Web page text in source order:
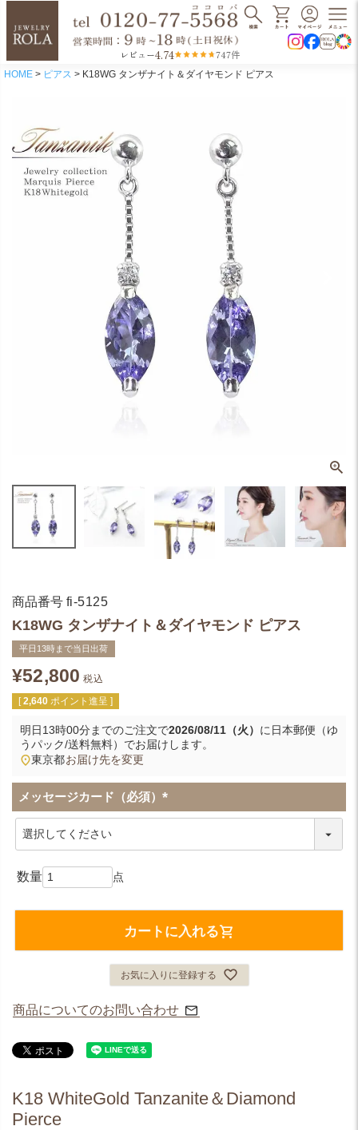
レビュー4.74 747件
HOME ピアス K18WG タンザナイト＆ダイヤモンド ピアス
商品番号 fi-5125
K18WG タンザナイト＆ダイヤモンド ピアス
平日13時まで当日出荷
¥52,800 税込
[ 2,640 ポイント進呈 ]
明日13時00分までのご注文で2026/08/11（火） に 日本郵便（ゆ
うパック/送料無料） でお届けします。
東京都お届け先を変更
メッセージカード（必須）
(
カートに入れる
お気に入りに登録する
商品についてのお問い合わせ
K18 WhiteGold Tanzanite＆Diamond
Pierce